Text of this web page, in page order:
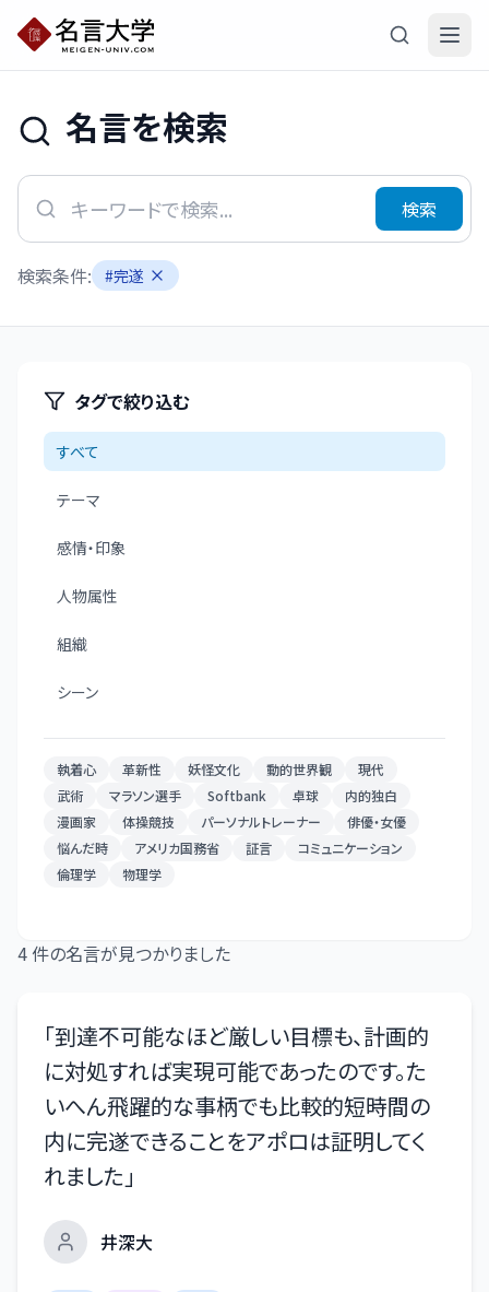
名言を検索
検索
検索条件: #完遂
タグで絞り込む
すべて
テーマ
感情・印象
人物属性
組織
シーン
執着心 革新性 妖怪文化 動的世界観
現代
武術
マラソン選手 Softbank 卓球
内的独白
漫画家
体操競技 パーソナルトレーナー
俳優・女優
悩んだ時
アメリカ国務省 証言
コミュニケーション
倫理学
物理学
4 件の名言が見つかりました
「到達不可能なほど厳しい目標も、計画的
に対処すれば実現可能であったのです。た
いへん飛躍的な事柄でも比較的短時間の
内に完遂できることをアポロは証明してく
れました 」
井深大